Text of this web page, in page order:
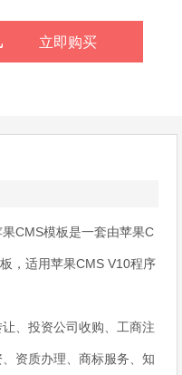
立即购买
CMS模板是一套由苹果C
，适用苹果CMS V10程序
、投资公司收购、工商注
资质办理、商标服务、知